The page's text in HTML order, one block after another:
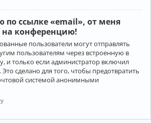
по ссылке «email», от меня
на конференцию!
пользователи могут отправлять
пользователям через встроенную в
и только если администратор включил
сделано для того, чтобы предотвратить
системой анонимными